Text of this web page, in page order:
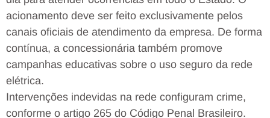
acionamento deve ser feito exclusivamente pelos
canais oficiais de atendimento da empresa. De forma
contínua, a concessionária também promove
campanhas educativas sobre o uso seguro da rede
elétrica.
Intervenções indevidas na rede configuram crime,
conforme o artigo 265 do Código Penal Brasileiro.